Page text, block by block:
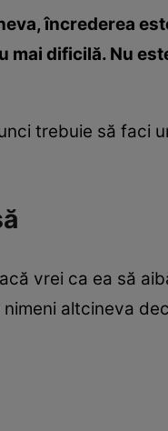
încrederea
dificilă. Nu
trebuie să faci
vrei ca ea să
altcineva